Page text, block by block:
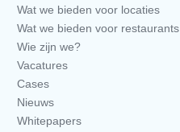
Wat we bieden voor locaties
Wat we bieden voor restaurants
Wie zijn we?
Vacatures
Cases
Nieuws
Whitepapers